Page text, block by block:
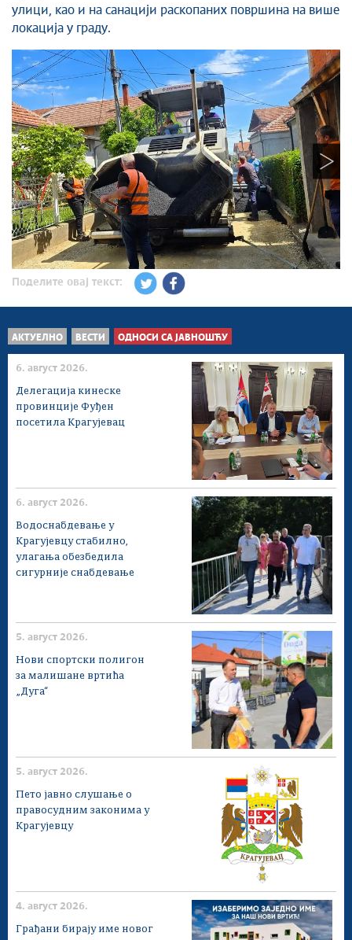
улици, као и на санацији раскопаних површина на више
локација у граду.
Поделите овај текст:
АКТУЕЛНО ВЕСТИ ОДНОСИ СА ЈАВНОШЋУ
6. август 2026.
Делегација кинеске
провинције Фуђен
посетила Крагујевац
6. август 2026.
Водоснабдевање у
Крагујевцу стабилно,
улагања обезбедила
сигурније снабдевање
5. август 2026.
Нови спортски полигон
за малишане вртића
„Дуга“
5. август 2026.
Пето јавно слушање о
правосудним законима у
Крагујевцу
4. август 2026.
Грађани бирају име новог